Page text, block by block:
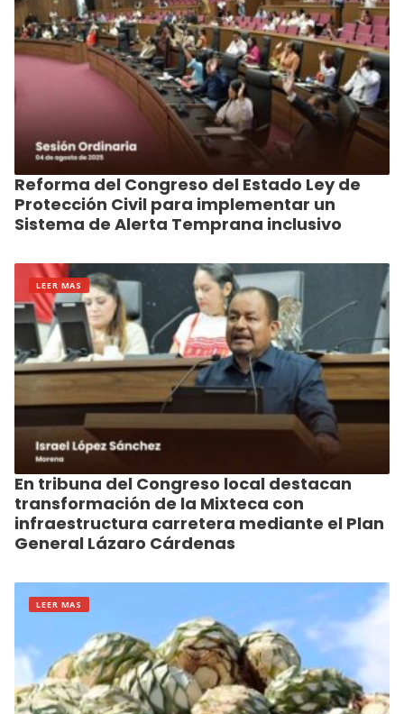
Reforma del Congreso del Estado Ley de
Protección Civil para implementar un
Sistema de Alerta Temprana inclusivo
LEER MAS
En tribuna del Congreso local destacan
transformación de la Mixteca con
infraestructura carretera mediante el Plan
General Lázaro Cárdenas
LEER MAS